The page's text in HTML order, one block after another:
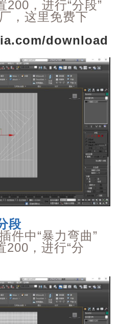
，进行“分段”
，这里免费下
download
段
件中“暴力弯曲”
200，进行“分